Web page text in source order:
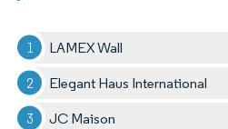
LAMEX Wall
Elegant Haus International
JC Maison